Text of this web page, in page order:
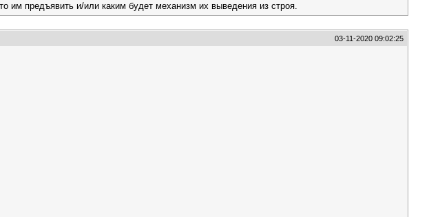
им предъявить и/или каким будет механизм их выведения из строя.
03-11-2020 09:02:25